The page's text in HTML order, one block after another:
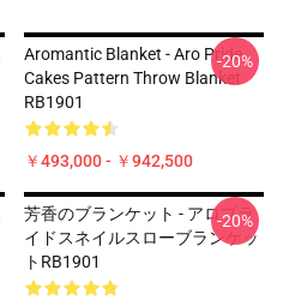
Aromantic Blanket - Aro Pride
Cakes Pattern Throw Blanket
RB1901
￥493,000 - ￥942,500
-20%
芳香のブランケット - アロプラ
イドスネイルスローブランケッ
トRB1901
-20%